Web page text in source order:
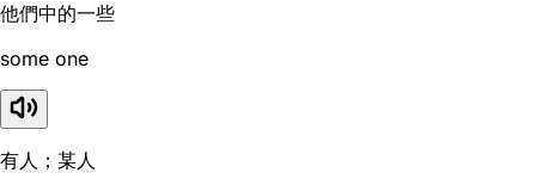
他們中的一些
some one
有人；某人